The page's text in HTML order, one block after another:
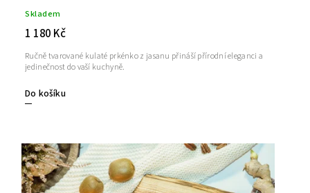
Skladem
1 180 Kč
Do košíku
Ručně tvarované kulaté prkénko z jasanu přináší přírodní eleganci a
jedinečnost do vaší kuchyně.